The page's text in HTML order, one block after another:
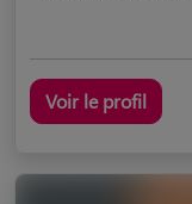
Voir le profil